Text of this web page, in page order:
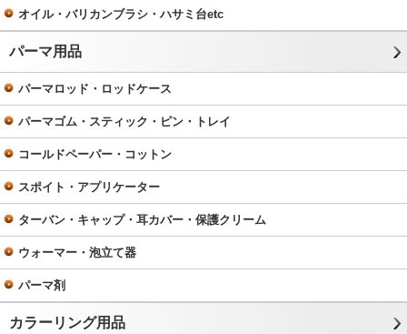
オイル・バリカンブラシ・ハサミ台etc
パーマ用品
パーマロッド・ロッドケース
パーマゴム・スティック・ピン・トレイ
コールドペーパー・コットン
スポイト・アプリケーター
ターバン・キャップ・耳カバー・保護クリーム
ウォーマー・泡立て器
パーマ剤
カラーリング用品